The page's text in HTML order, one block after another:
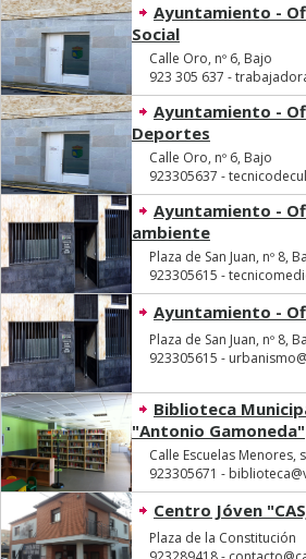
Ayuntamiento -
Social
Calle Oro, nº 6, Bajo
923 305 637 -
Ayuntamiento -
Deportes
Calle Oro, nº 6, Bajo
923305637 -
Ayuntamiento -
ambiente
Plaza de San Juan, nº 8,
923305615 -
Ayuntamiento -
Plaza de San Juan, nº 8,
923305615 -
Biblioteca
"Antonio Gamoneda"
Calle Escuelas Menores,
923305671 -
Centro Jóven
Plaza de la Constitución